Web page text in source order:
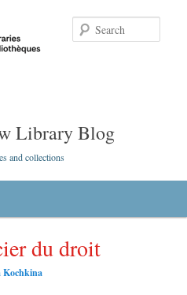
Library Blog
and collections
du droit
Kochkina